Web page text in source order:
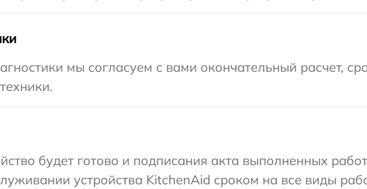
мы согласуем с вами окончательный расчет,
будет готово и подписания акта выполненных
устройства KitchenAid сроком на все виды